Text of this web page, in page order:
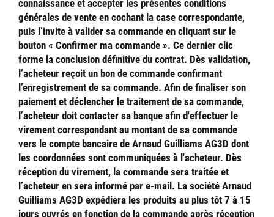
connaissance et accepter les présentes conditions
générales de vente en cochant la case correspondante,
puis l’invite à valider sa commande en cliquant sur le
bouton « Confirmer ma commande ». Ce dernier clic
forme la conclusion définitive du contrat. Dès validation,
l’acheteur reçoit un bon de commande confirmant
l’enregistrement de sa commande. Afin de finaliser son
paiement et déclencher le traitement de sa commande,
l’acheteur doit contacter sa banque afin d'effectuer le
virement correspondant au montant de sa commande
vers le compte bancaire de Arnaud Guilliams AG3D dont
les coordonnées sont communiquées à l'acheteur. Dès
réception du virement, la commande sera traitée et
l’acheteur en sera informé par e-mail. La société Arnaud
Guilliams AG3D expédiera les produits au plus tôt 7 à 15
jours ouvrés en fonction de la commande après réception